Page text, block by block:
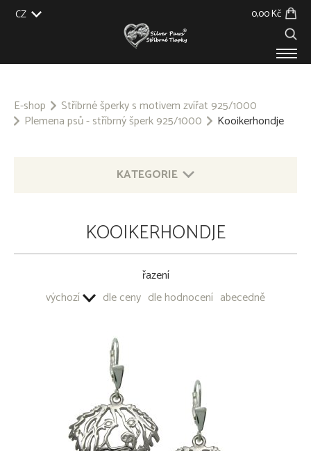
CZ
0,00 Kč
GALERIE
E-shop
Stříbrné šperky s motivem zvířat 925/1000
Plemena psů - stříbrný šperk 925/1000
Kooikerhondje
KATEGORIE
Plemena psů - stříbrný šperk 925/1000
Afghánský chrt
Akita Inu
Americký bezsrstý terrier
Americký pitbull teriér
Americký stafordšírský teriér
Anglický buldok
Anglický kokršpaněl
KOOIKERHONDJE
řazení
výchozí
dle ceny dle hodnocení abecedně